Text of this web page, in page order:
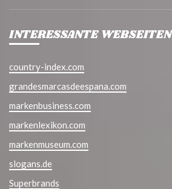
INTERESSANTE WEBSEITEN
country-index.com
grandesmarcasdeespana.com
markenbusiness.com
markenlexikon.com
markenmuseum.com
slogans.de
Superbrands